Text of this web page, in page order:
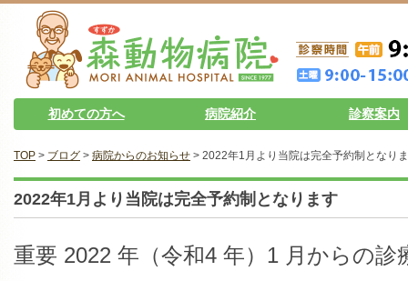
初めての方へ 病院紹介 診察案内
TOP > ブログ > 病院からのお知らせ > 2022年1月より当院は完全予約制となり
2022年1月より当院は完全予約制となります
重要 2022 年（令和4 年）1 月からの